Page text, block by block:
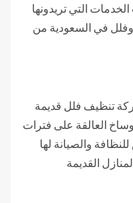
التي تريدونها
في السعودية من
تنظيف فلل قديمة
العالقة على فترات
والصيانة لها
القديمة